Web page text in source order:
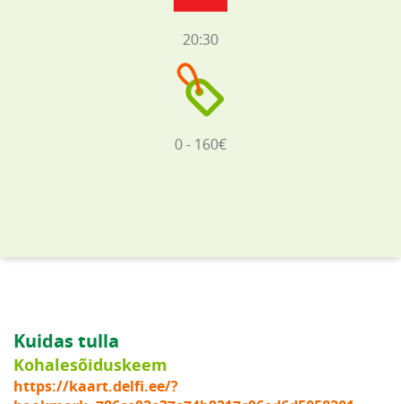
20:30
0 - 160€
Kuidas tulla
Kohalesõiduskeem
https://kaart.delfi.ee/?